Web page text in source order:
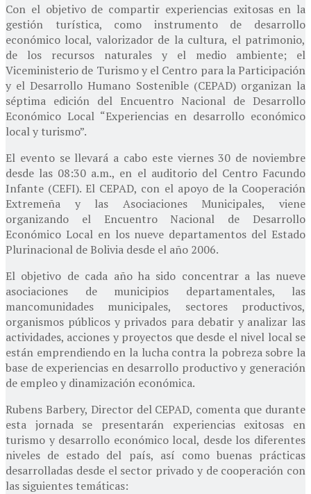
Con el objetivo de compartir experiencias exitosas en la
gestión turística, como instrumento de desarrollo
económico local, valorizador de la cultura, el patrimonio,
de los recursos naturales y el medio ambiente; el
Viceministerio de Turismo y el Centro para la Participación
y el Desarrollo Humano Sostenible (CEPAD) organizan la
séptima edición del Encuentro Nacional de Desarrollo
Económico Local “Experiencias en desarrollo económico
local y turismo”.
El evento se llevará a cabo este viernes 30 de noviembre
desde las 08:30 a.m., en el auditorio del Centro Facundo
Infante (CEFI). El CEPAD, con el apoyo de la Cooperación
Extremeña y las Asociaciones Municipales, viene
organizando el Encuentro Nacional de Desarrollo
Económico Local en los nueve departamentos del Estado
Plurinacional de Bolivia desde el año 2006.
El objetivo de cada año ha sido concentrar a las nueve
asociaciones de municipios departamentales, las
mancomunidades municipales, sectores productivos,
organismos públicos y privados para debatir y analizar las
actividades, acciones y proyectos que desde el nivel local se
están emprendiendo en la lucha contra la pobreza sobre la
base de experiencias en desarrollo productivo y generación
de empleo y dinamización económica.
Rubens Barbery, Director del CEPAD, comenta que durante
esta jornada se presentarán experiencias exitosas en
turismo y desarrollo económico local, desde los diferentes
niveles de estado del país, así como buenas prácticas
desarrolladas desde el sector privado y de cooperación con
las siguientes temáticas: